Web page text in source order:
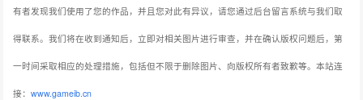
有者发现我们使用了您的作品，并且您对此有异议，请您通过后台留言系统与我们取
得联系。我们将在收到通知后，立即对相关图片进行审查，并在确认版权问题后，第
一时间采取相应的处理措施，包括但不限于删除图片、向版权所有者致歉等。本站连
接：www.gameib.cn